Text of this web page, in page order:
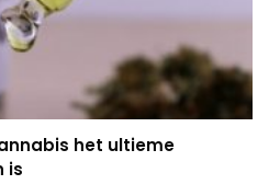
het ultieme
is